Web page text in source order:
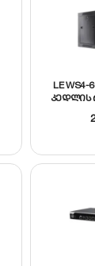
LE WS4-
კედლის